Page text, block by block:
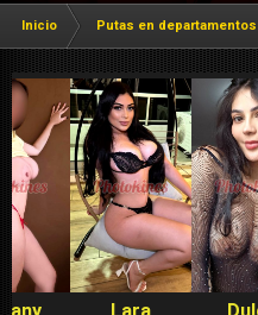
Inicio Putas en departamentos